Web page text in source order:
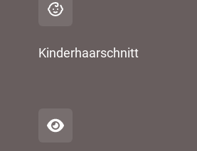
Kinderhaarschnitt